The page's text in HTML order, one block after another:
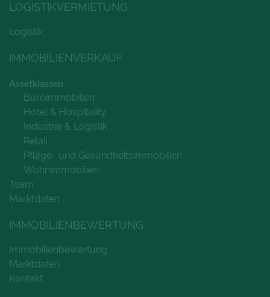
LOGISTIKVERMIETUNG
Logistik
IMMOBILIENVERKAUF
Assetklassen
Büroimmobilien
Hotel & Hospitality
Industrie & Logistik
Retail
Pflege- und Gesundheitsimmobilien
Wohnimmobilien
Team
Marktdaten
IMMOBILIENBEWERTUNG
Immobilienbewertung
Marktdaten
Kontakt